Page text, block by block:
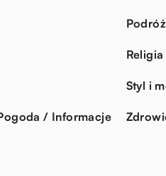
Styl i
/ Informacje